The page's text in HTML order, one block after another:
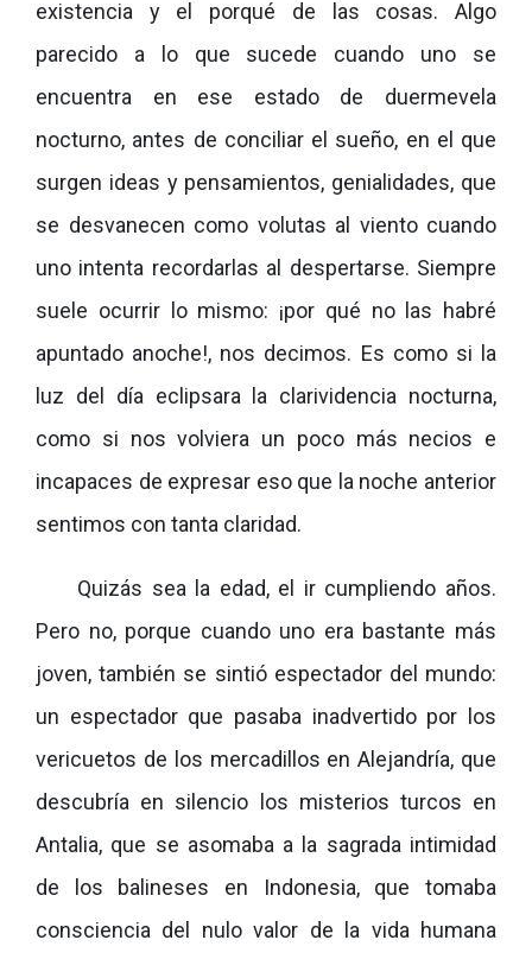
existencia y el porqué de las cosas. Algo
parecido a lo que sucede cuando uno se
encuentra en ese estado de duermevela
nocturno, antes de conciliar el sueño, en el que
surgen ideas y pensamientos, genialidades, que
se desvanecen como volutas al viento cuando
uno intenta recordarlas al despertarse. Siempre
suele ocurrir lo mismo: ¡por qué no las habré
apuntado anoche!, nos decimos. Es como si la
luz del día eclipsara la clarividencia nocturna,
como si nos volviera un poco más necios e
incapaces de expresar eso que la noche anterior
sentimos con tanta claridad.
Quizás sea la edad, el ir cumpliendo años.
Pero no, porque cuando uno era bastante más
joven, también se sintió espectador del mundo:
un espectador que pasaba inadvertido por los
vericuetos de los mercadillos en Alejandría, que
descubría en silencio los misterios turcos en
Antalia, que se asomaba a la sagrada intimidad
de los balineses en Indonesia, que tomaba
consciencia del nulo valor de la vida humana